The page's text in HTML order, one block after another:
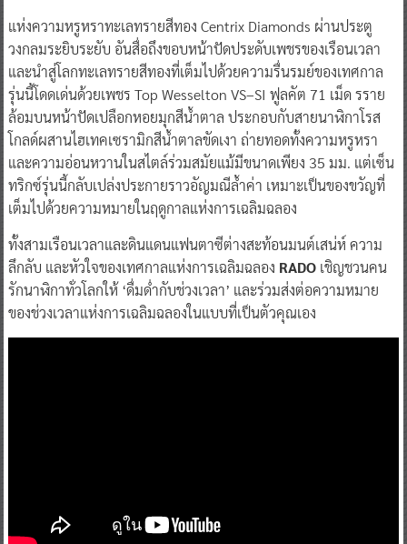
แห่งความหรูหราทะเลทรายสีทอง Centrix Diamonds ผ่านประตู
วงกลมระยิบระยับ อันสื่อถึงขอบหน้าปัดประดับเพชรของเรือนเวลา
และนำสู่โลกทะเลทรายสีทองที่เต็มไปด้วยความรื่นรมย์ของเทศกาล
รุ่นนี้โดดเด่นด้วยเพชร Top Wesselton VS–SI ฟูลคัต 71 เม็ด รราย
ล้อมบนหน้าปัดเปลือกหอยมุกสีน้ำตาล ประกอบกับสายนาฬิกาโรส
โกลด์ผสานไฮเทคเซรามิกสีน้ำตาลขัดเงา ถ่ายทอดทั้งความหรูหรา
และความอ่อนหวานในสไตล์ร่วมสมัยแม้มีขนาดเพียง 35 มม. แต่เซ็น
ทริกซ์รุ่นนี้กลับเปล่งประกายราวอัญมณีล้ำค่า เหมาะเป็นของขวัญที่
เต็มไปด้วยความหมายในฤดูกาลแห่งการเฉลิมฉลอง
ทั้งสามเรือนเวลาและดินแดนแฟนตาซีต่างสะท้อนมนต์เสน่ห์ ความ
ลึกลับ และหัวใจของเทศกาลแห่งการเฉลิมฉลอง RADOเชิญชวนคน
รักนาฬิกาทั่วโลกให้ ‘ดื่มด่ำกับช่วงเวลา’ และร่วมส่งต่อความหมาย
ของช่วงเวลาแห่งการเฉลิมฉลองในแบบที่เป็นตัวคุณเอง